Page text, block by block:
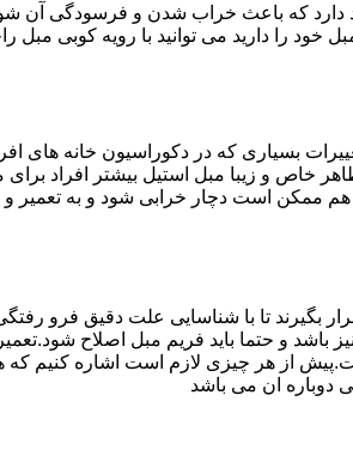
که باعث خراب شدن و فرسودگی آن
را دارید می توانید با رویه کوبی مبل
بسیاری که در دکوراسیون خانه
خاص و زیبا مبل استیل بیشتر افراد
ممکن است دچار خرابی شود و به تعمیر و
تا با شناسایی علت دقیق فرو
و حتما باید فریم مبل اصلاح
از هر چیزی لازم است اشاره کنیم
دوباره ان می باشد